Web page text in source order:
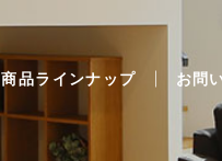
商品ラインナップ お問